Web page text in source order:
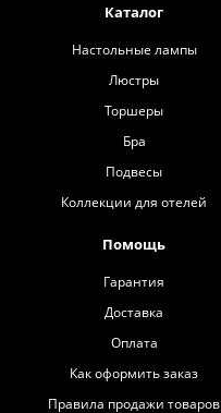
Каталог
Настольные лампы
Люстры
Торшеры
Бра
Подвесы
Коллекции для отелей
Помощь
Гарантия
Доставка
Оплата
Как оформить заказ
Правила продажи товаров